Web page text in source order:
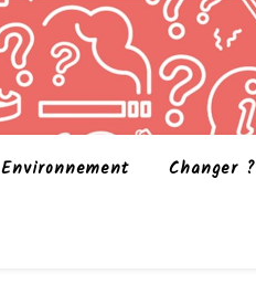
Environnement Changer ?